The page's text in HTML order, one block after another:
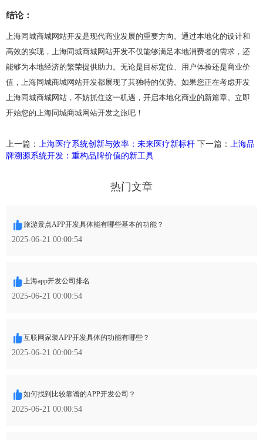
结论：
上海同城商城网站开发是现代商业发展的重要方向。通过本地化的设计和
高效的实现，上海同城商城网站开发不仅能够满足本地消费者的需求，还
能够为本地经济的繁荣提供助力。无论是目标定位、用户体验还是商业价
值，上海同城商城网站开发都展现了其独特的优势。如果您正在考虑开发
上海同城商城网站，不妨抓住这一机遇，开启本地化商业的新篇章。立即
开始您的上海同城商城网站开发之旅吧！
上一篇： 上海医疗系统创新与效率：未来医疗新标杆 下一篇： 上海品
牌溯源系统开发：重构品牌价值的新工具
热门文章
旅游景点APP开发具体能有哪些基本的功能？
2025-06-21 00:00:54
上海app开发公司排名
2025-06-21 00:00:54
互联网家装APP开发具体的功能有哪些？
2025-06-21 00:00:54
如何找到比较靠谱的APP开发公司？
2025-06-21 00:00:54